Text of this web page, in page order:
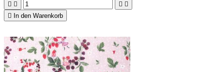
   

In den Warenkorb